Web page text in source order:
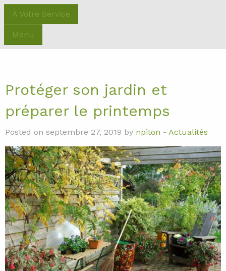
À Votre Service
Menu
Protéger son jardin et
préparer le printemps
Posted on septembre 27, 2019 by npiton - Actualités